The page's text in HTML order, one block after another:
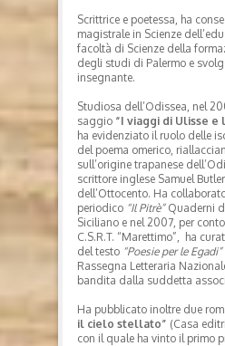
Scrittrice e poetessa, ha
magistrale in Scienze
facoltà di Scienze della
degli studi di Palermo e
insegnante.
Studiosa dell’Odissea, nel
saggio “I viaggi di Ulisse e
ha evidenziato il ruolo delle
del poema omerico,
sull’origine trapanese
scrittore inglese Samuel
dell’Ottocento. Ha
periodico “Il Pitrè”Quaderni
Siciliano e nel 2007, per
C.S.R.T. “Marettimo”, ha
del testo “Poesie per le Egadi”
Rassegna Letteraria
bandita dalla suddetta
Ha pubblicato inoltre due
il cielo stellato” (Casa
con il quale ha vinto il primo